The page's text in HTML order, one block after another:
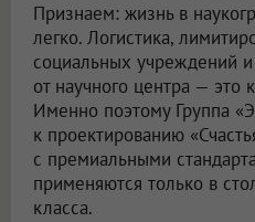
Признаем: жизнь в
легко. Логистика,
социальных учреждений
от научного центра — это
Именно поэтому Группа
к проектированию
с премиальными
применяются только в
класса.